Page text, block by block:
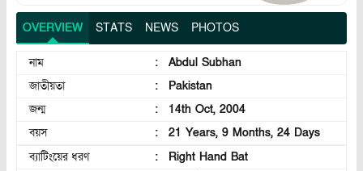
OVERVIEW STATS NEWS PHOTOS
নাম :
Abdul Subhan
জাতীয়তা
:
Pakistan
জন্ম
:
14th Oct, 2004
বয়স
:
21 Years, 9 Months, 24 Days
ব্যাটিংয়ের ধরণ
:
Right Hand Bat